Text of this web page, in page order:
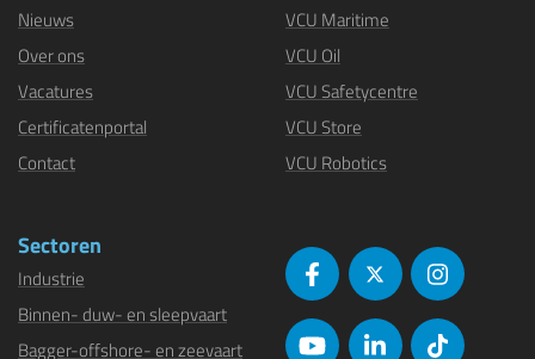
Nieuws
Over ons
Vacatures
Certificatenportal
Contact
VCU Maritime
VCU Oil
VCU Safetycentre
VCU Store
VCU Robotics
Sectoren
Industrie
Binnen- duw- en sleepvaart
Bagger-offshore- en zeevaart